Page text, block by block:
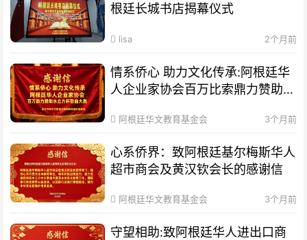
根廷长城书店揭幕仪式
lisa 2个月前
情系侨心 助力文化传承:阿根廷华
人企业家协会百万比索鼎力赞助水
阿根廷华文教育基金会 3个月前
心系侨界​：致阿根廷基尔梅斯华人
超市商会及黄汉钦会长的感谢信
阿根廷华文教育基金会 3个月前
守望相助:致阿根廷华人进出口商